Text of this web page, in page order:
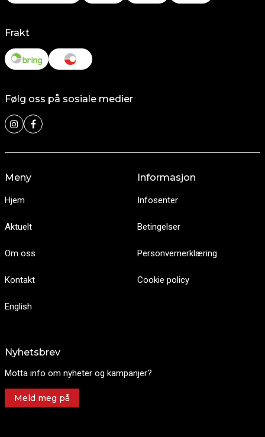
Frakt
Følg oss på sosiale medier
Meny
Hjem
Aktuelt
Om oss
Kontakt
English
Informasjon
Infosenter
Betingelser
Personvernerklæring
Cookie policy
Nyhetsbrev
Motta info om nyheter og kampanjer?
Meld meg på